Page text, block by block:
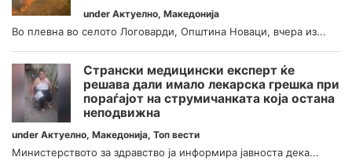
under Актуелно, Македонија
Во плевна во селото Логоварди, Општина Новаци, вчера из...
Странски медицински експерт ќе
решава дали имало лекарска грешка при
пораѓајот на струмичанката која остана
неподвижна
under Актуелно, Македонија, Топ вести
Министерството за здравство ја информира јавноста дека...